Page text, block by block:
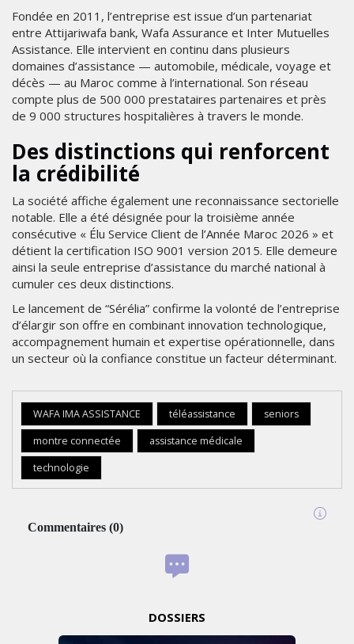
Fondée en 2011, l’entreprise est issue d’un partenariat
entre Attijariwafa bank, Wafa Assurance et Inter Mutuelles
Assistance. Elle intervient en continu dans plusieurs
domaines d’assistance — automobile, médicale, voyage et
décès — au Maroc comme à l’international. Son réseau
compte plus de 500 000 prestataires partenaires et près
de 9 000 structures hospitalières à travers le monde.
Des distinctions qui renforcent
la crédibilité
La société affiche également une reconnaissance sectorielle
notable. Elle a été désignée pour la troisième année
consécutive « Élu Service Client de l’Année Maroc 2026 » et
détient la certification ISO 9001 version 2015. Elle demeure
ainsi la seule entreprise d’assistance du marché national à
cumuler ces deux distinctions.
Le lancement de “Sérélia” confirme la volonté de l’entreprise
d’élargir son offre en combinant innovation technologique,
accompagnement humain et expertise opérationnelle, dans
un secteur où la confiance constitue un facteur déterminant.
WAFA IMA ASSISTANCE téléassistance
seniors
montre connectée
assistance médicale
technologie
Commentaires (0)
DOSSIERS